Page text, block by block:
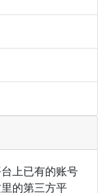
上已有的账号
的第三方平